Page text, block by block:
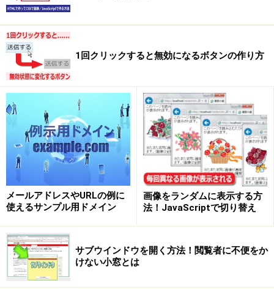
1回クリックすると無効になるボタンの作り方
メールアドレスやURLの例に
使えるサンプル用ドメイン
画像をランダムに表示する方
法！JavaScriptで切り替え
サブウインドウを開く方法！閲覧者に不便をか
けない小窓とは